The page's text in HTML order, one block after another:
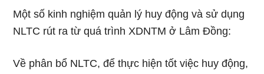
Một số kinh nghiệm quản lý huy động và sử dụng
NLTC rút ra từ quá trình XDNTM ở Lâm Đồng:
Về phân bổ NLTC, để thực hiện tốt việc huy động,